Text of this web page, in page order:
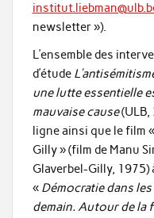
newsletter »).
L’ensemble des
d’étude
une lutte essentielle
mauvaise cause(ULB,
ligne ainsi que le film
Gilly » (film de Manu
Glaverbel-Gilly, 1975)
« Démocratie dans
demain. Autour de la